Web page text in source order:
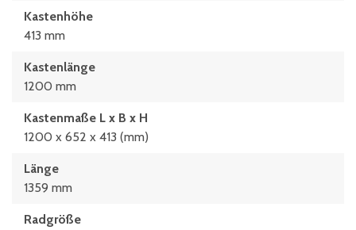
Kastenhöhe
413 mm
Kastenlänge
1200 mm
Kastenmaße L x B x H
1200 x 652 x 413 (mm)
Länge
1359 mm
Radgröße